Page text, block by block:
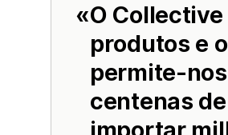
O
produtos e
permite-
centenas